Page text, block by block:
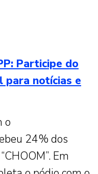
Participe do
para notícias e
o
24% dos
Em